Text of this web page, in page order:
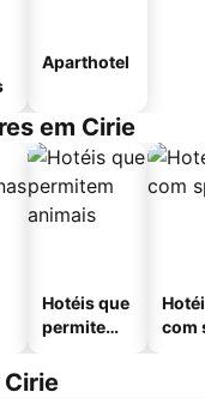
Aparthotel
em Cirie
Hotéis que
permitem
com